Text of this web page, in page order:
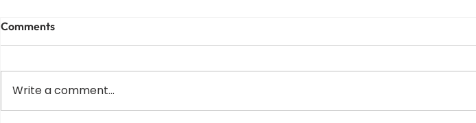
Comments
Write a comment...